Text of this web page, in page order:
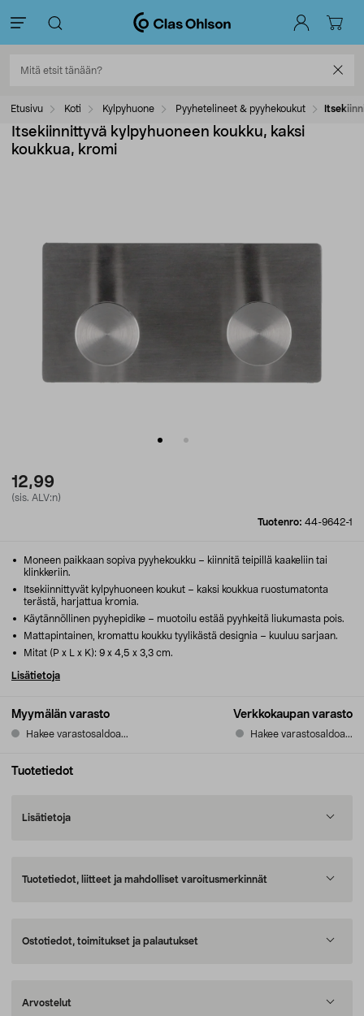
Etusivu Koti Kylpyhuone Pyyhetelineet & pyyhekoukut
Itsekiinnittyvä kylpyhuoneen koukku, kaksi
koukkua, kromi
12,99
(sis. ALV:n)
Tuotenro: 44-9642-1
Myymälän varasto
Hakee varastosaldoa...
Verkkokaupan varasto
Hakee varastosaldoa...
Moneen paikkaan sopiva pyyhekoukku – kiinnitä teipillä kaakeliin tai
klinkkeriin.
Itsekiinnittyvät kylpyhuoneen koukut – kaksi koukkua ruostumatonta
terästä, harjattua kromia.
Käytännöllinen pyyhepidike – muotoilu estää pyyhkeitä liukumasta pois.
Mattapintainen, kromattu koukku tyylikästä designia – kuuluu sarjaan.
Mitat (P x L x K): 9 x 4,5 x 3,3 cm.
Lisätietoja
Tuotetiedot
Lisätietoja
Tuotetiedot, liitteet ja mahdolliset varoitusmerkinnät
Ostotiedot, toimitukset ja palautukset
Arvostelut